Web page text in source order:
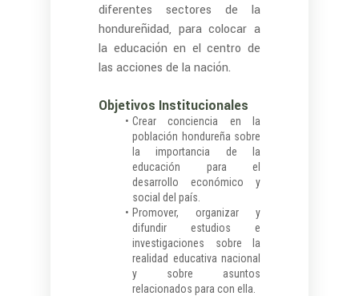
diferentes sectores de la
hondureñidad, para colocar a
la educación en el centro de
las acciones de la nación.
Objetivos Institucionales
Crear conciencia en la
población hondureña sobre
la importancia de la
educación para el
desarrollo económico y
social del país.
Promover, organizar y
difundir estudios e
investigaciones sobre la
realidad educativa nacional
y sobre asuntos
relacionados para con ella.